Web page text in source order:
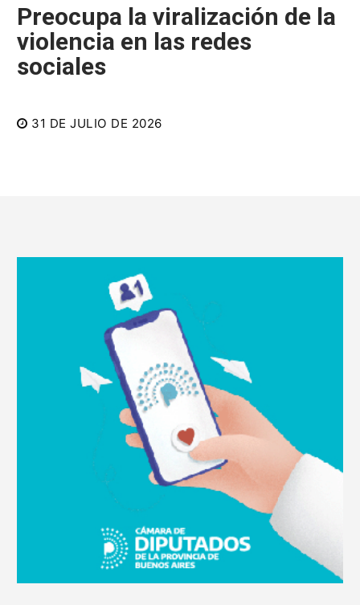
Preocupa la viralización de la
violencia en las redes
sociales
31 DE JULIO DE 2026